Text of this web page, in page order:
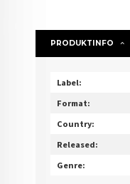
PRODUKTINFO
Label:
Format:
Country:
Released:
Genre: